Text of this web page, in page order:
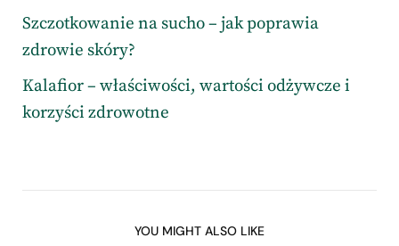
Szczotkowanie na sucho – jak poprawia
zdrowie skóry?
Kalafior – właściwości, wartości odżywcze i
korzyści zdrowotne
YOU MIGHT ALSO LIKE